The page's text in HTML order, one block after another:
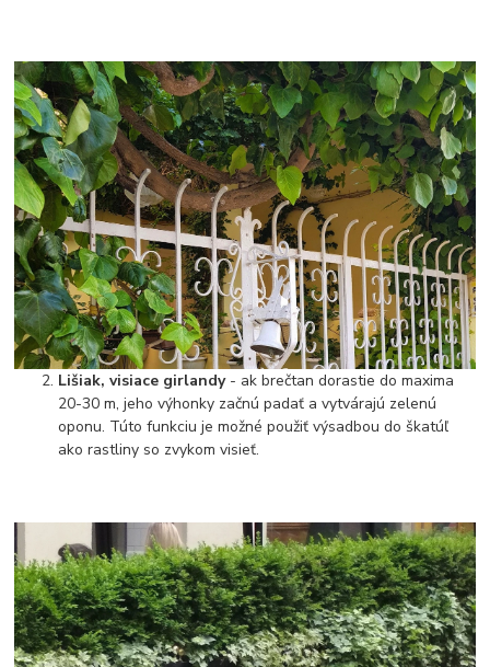
Lišiak, visiace girlandy - ak brečtan dorastie do maxima
20-30 m, jeho výhonky začnú padať a vytvárajú zelenú
oponu. Túto funkciu je možné použiť výsadbou do škatúľ
ako rastliny so zvykom visieť.